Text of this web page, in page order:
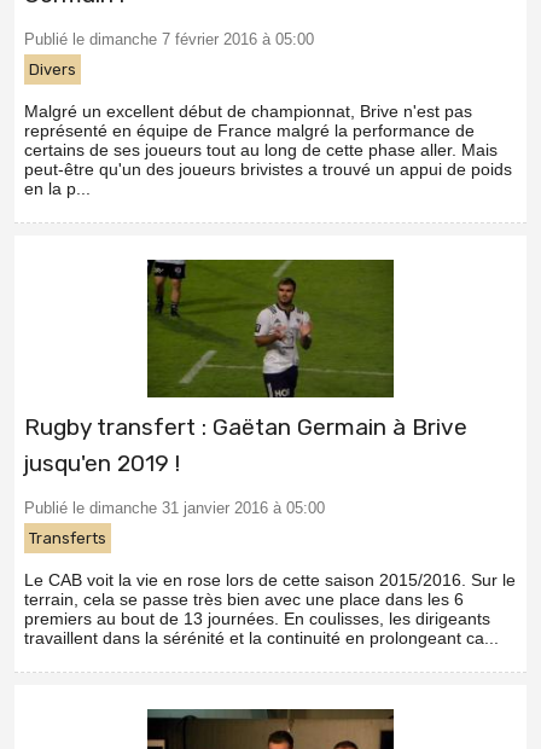
Publié le dimanche 7 février 2016 à 05:00
Divers
Malgré un excellent début de championnat, Brive n'est pas
représenté en équipe de France malgré la performance de
certains de ses joueurs tout au long de cette phase aller. Mais
peut-être qu'un des joueurs brivistes a trouvé un appui de poids
en la p...
Rugby transfert : Gaëtan Germain à Brive
jusqu'en 2019 !
Publié le dimanche 31 janvier 2016 à 05:00
Transferts
Le CAB voit la vie en rose lors de cette saison 2015/2016. Sur le
terrain, cela se passe très bien avec une place dans les 6
premiers au bout de 13 journées. En coulisses, les dirigeants
travaillent dans la sérénité et la continuité en prolongeant ca...